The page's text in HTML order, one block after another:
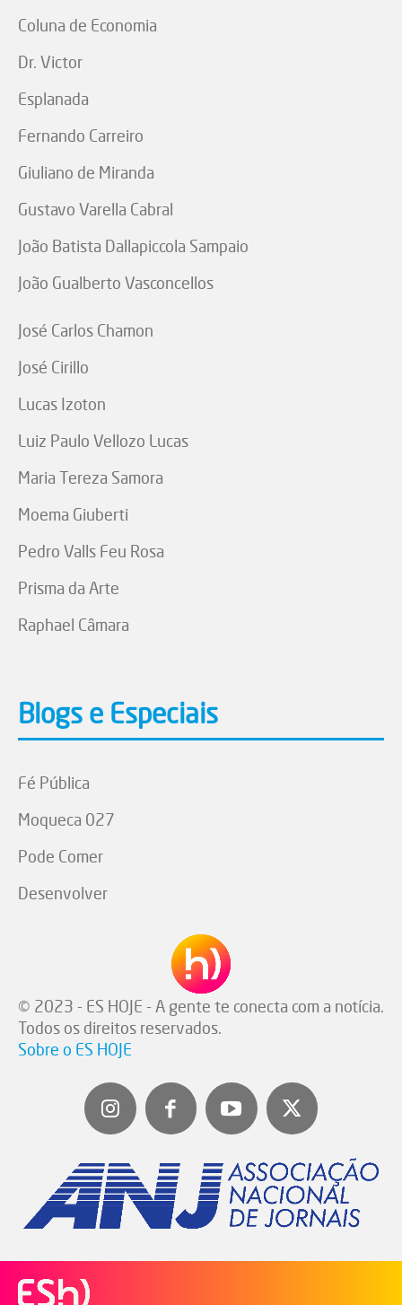
Coluna de Economia
Dr. Victor
Esplanada
Fernando Carreiro
Giuliano de Miranda
Gustavo Varella Cabral
João Batista Dallapiccola Sampaio
João Gualberto Vasconcellos
José Carlos Chamon
José Cirillo
Lucas Izoton
Luiz Paulo Vellozo Lucas
Maria Tereza Samora
Moema Giuberti
Pedro Valls Feu Rosa
Prisma da Arte
Raphael Câmara
Blogs e Especiais
Fé Pública
Moqueca 027
Pode Comer
Desenvolver
© 2023 - ES HOJE - A gente te conecta com a notícia.
Todos os direitos reservados.
Sobre o ES HOJE